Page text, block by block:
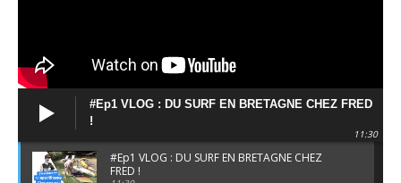
#Ep1 VLOG : DU SURF EN BRETAGNE CHEZ FRED
!
11:30
#Ep1 VLOG : DU SURF EN BRETAGNE CHEZ
FRED !